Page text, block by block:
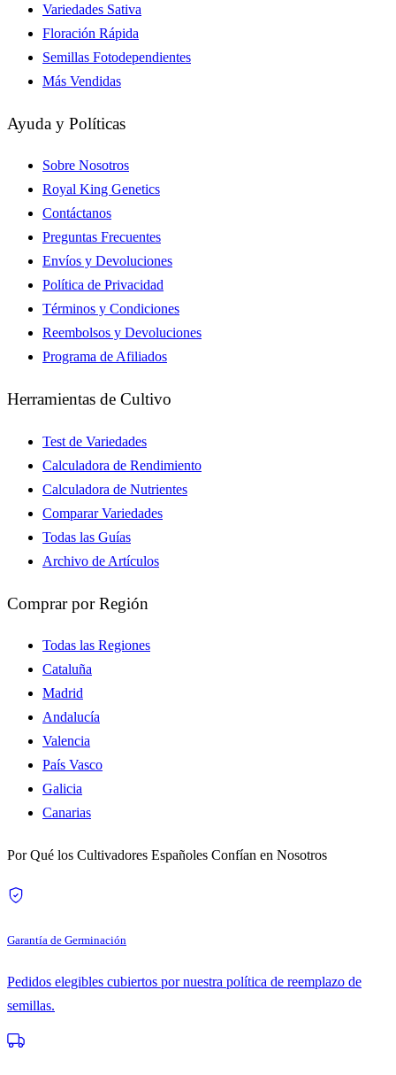
Variedades Sativa
Floración Rápida
Semillas Fotodependientes
Más Vendidas
Ayuda y Políticas
Sobre Nosotros
Royal King Genetics
Contáctanos
Preguntas Frecuentes
Envíos y Devoluciones
Política de Privacidad
Términos y Condiciones
Reembolsos y Devoluciones
Programa de Afiliados
Herramientas de Cultivo
Test de Variedades
Calculadora de Rendimiento
Calculadora de Nutrientes
Comparar Variedades
Todas las Guías
Archivo de Artículos
Comprar por Región
Todas las Regiones
Cataluña
Madrid
Andalucía
Valencia
País Vasco
Galicia
Canarias
Por Qué los Cultivadores Españoles Confían en Nosotros
Garantía de Germinación
Pedidos elegibles cubiertos por nuestra política de reemplazo de
semillas.